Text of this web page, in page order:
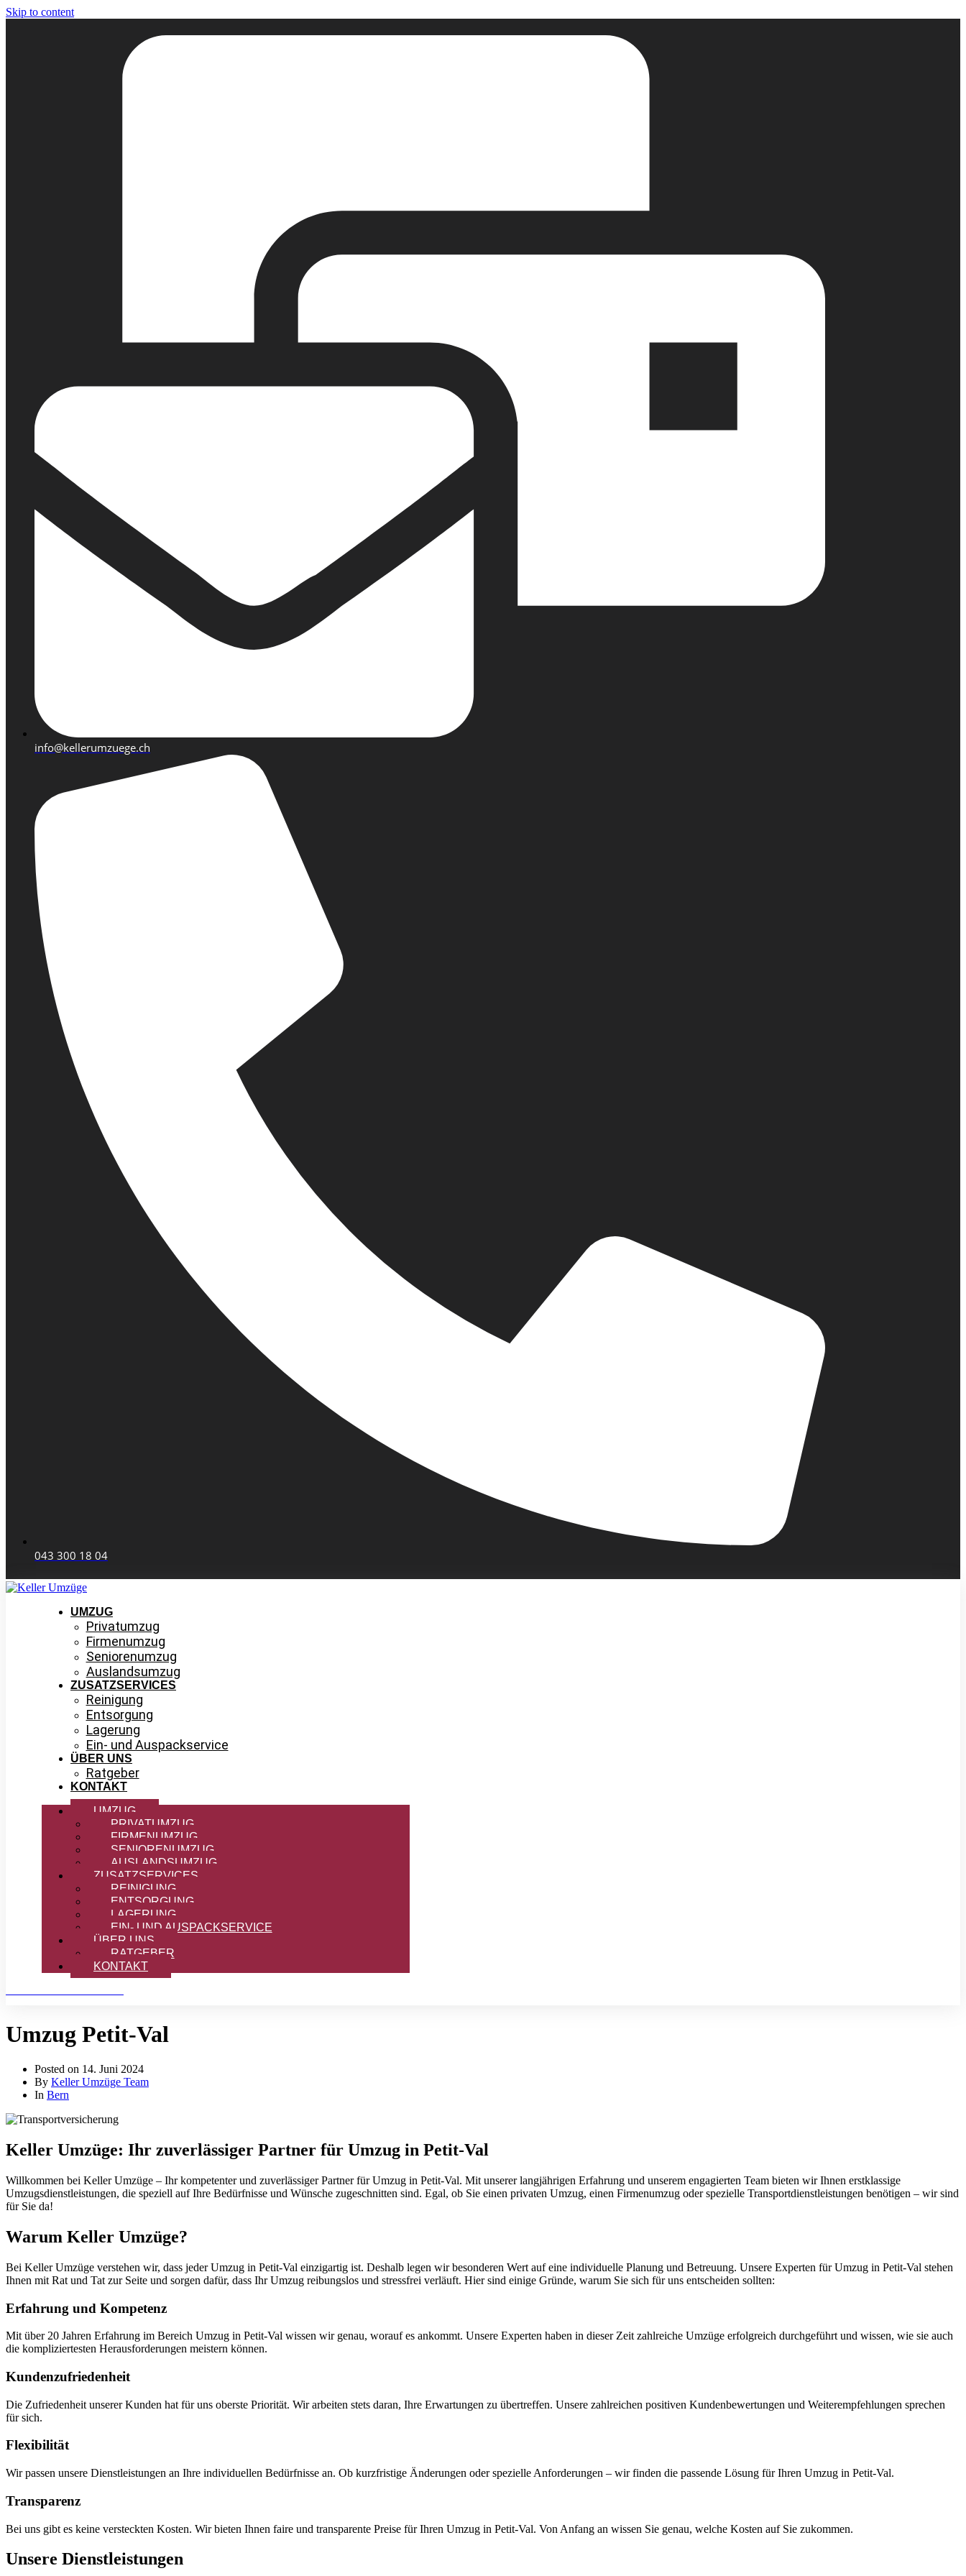
Skip to content
info@kellerumzuege.ch
043 300 18 04
UMZUG
Privatumzug
Firmenumzug
Seniorenumzug
Auslandsumzug
ZUSATZSERVICES
Reinigung
Entsorgung
Lagerung
Ein- und Auspackservice
ÜBER UNS
Ratgeber
KONTAKT
UMZUG
PRIVATUMZUG
FIRMENUMZUG
SENIORENUMZUG
AUSLANDSUMZUG
ZUSATZSERVICES
REINIGUNG
ENTSORGUNG
LAGERUNG
EIN- UND AUSPACKSERVICE
ÜBER UNS
RATGEBER
KONTAKT
Umzug Petit-Val
Posted on 14. Juni 2024
By Keller Umzüge Team
In Bern
Keller Umzüge: Ihr zuverlässiger Partner für Umzug in Petit-Val
Willkommen bei Keller Umzüge – Ihr kompetenter und zuverlässiger Partner für Umzug in Petit-Val. Mit unserer langjährigen Erfahrung und unserem engagierten Team bieten wir Ihnen erstklassige
Umzugsdienstleistungen, die speziell auf Ihre Bedürfnisse und Wünsche zugeschnitten sind. Egal, ob Sie einen privaten Umzug, einen Firmenumzug oder spezielle Transportdienstleistungen benötigen – wir sind
für Sie da!
Warum Keller Umzüge?
Bei Keller Umzüge verstehen wir, dass jeder Umzug in Petit-Val einzigartig ist. Deshalb legen wir besonderen Wert auf eine individuelle Planung und Betreuung. Unsere Experten für Umzug in Petit-Val stehen
Ihnen mit Rat und Tat zur Seite und sorgen dafür, dass Ihr Umzug reibungslos und stressfrei verläuft. Hier sind einige Gründe, warum Sie sich für uns entscheiden sollten:
Erfahrung und Kompetenz
Mit über 20 Jahren Erfahrung im Bereich Umzug in Petit-Val wissen wir genau, worauf es ankommt. Unsere Experten haben in dieser Zeit zahlreiche Umzüge erfolgreich durchgeführt und wissen, wie sie auch
die kompliziertesten Herausforderungen meistern können.
Kundenzufriedenheit
Die Zufriedenheit unserer Kunden hat für uns oberste Priorität. Wir arbeiten stets daran, Ihre Erwartungen zu übertreffen. Unsere zahlreichen positiven Kundenbewertungen und Weiterempfehlungen sprechen
für sich.
Flexibilität
Wir passen unsere Dienstleistungen an Ihre individuellen Bedürfnisse an. Ob kurzfristige Änderungen oder spezielle Anforderungen – wir finden die passende Lösung für Ihren Umzug in Petit-Val.
Transparenz
Bei uns gibt es keine versteckten Kosten. Wir bieten Ihnen faire und transparente Preise für Ihren Umzug in Petit-Val. Von Anfang an wissen Sie genau, welche Kosten auf Sie zukommen.
Unsere Dienstleistungen